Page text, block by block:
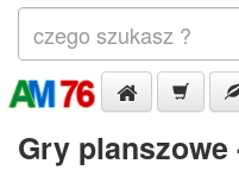
Gry planszowe